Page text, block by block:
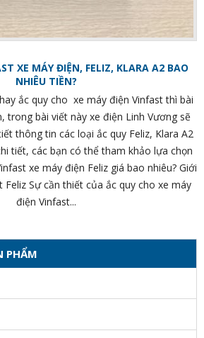
XE MÁY ĐIỆN, FELIZ, KLARA A2 BAO
NHIÊU TIỀN?
ắc quy cho xe máy điện Vinfast thì bài
trong bài viết này xe điện Linh Vương sẽ
thông tin các loại ắc quy Feliz, Klara A2
tiết, các bạn có thể tham khảo lựa chọn
xe máy điện Feliz giá bao nhiêu? Giới
Feliz Sự cần thiết của ắc quy cho xe máy
điện Vinfast...
PHẨM